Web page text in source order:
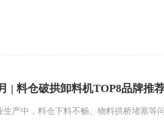
| 料仓破拱卸料机TOP8品牌推荐
生产中，料仓下料不畅、物料拱桥堵塞等